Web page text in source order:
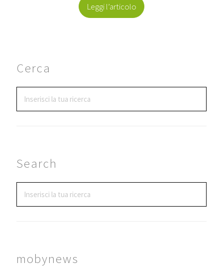
Leggi l’articolo
Cerca
Search
mobynews